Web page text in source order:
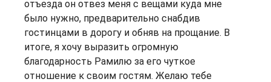
отъезда он отвез меня с вещами куда мне
было нужно, предварительно снабдив
гостинцами в дорогу и обняв на прощание. В
итоге, я хочу выразить огромную
благодарность Рамилю за его чуткое
отношение к своим гостям. Желаю тебе